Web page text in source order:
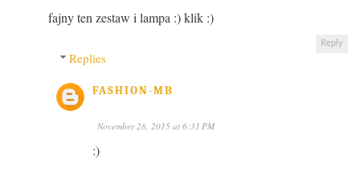
fajny ten zestaw i lampa :) klik :)
Reply
Replies
FASHION-MB
November 28, 2015 at 6:31 PM
:)